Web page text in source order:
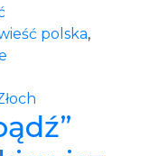
polska,